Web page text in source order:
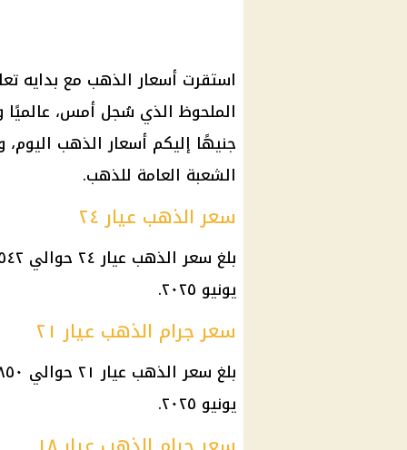
جنيهًا إليكم أسعار الذهب
الشعبة العامة للذهب.
سعر الذهب عيار ٢٤
يونيو ٢٠٢٥.
سعر جرام الذهب عيار ٢١
يونيو ٢٠٢٥.